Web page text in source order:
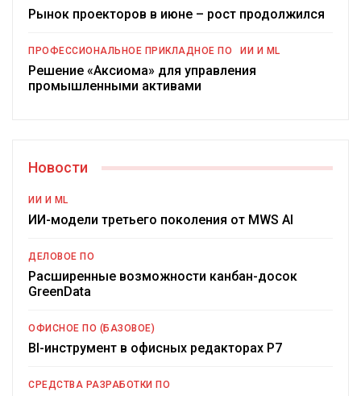
Рынок проекторов в июне – рост продолжился
ПРОФЕССИОНАЛЬНОЕ ПРИКЛАДНОЕ ПО ИИ И ML
Решение «Аксиома» для управления
промышленными активами
Новости
ИИ И ML
ИИ-модели третьего поколения от MWS AI
ДЕЛОВОЕ ПО
Расширенные возможности канбан-досок
GreenData
ОФИСНОЕ ПО (БАЗОВОЕ)
BI-инструмент в офисных редакторах Р7
СРЕДСТВА РАЗРАБОТКИ ПО